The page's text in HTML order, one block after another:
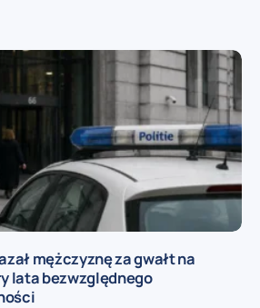
mężczyznę za gwałt na
lata bezwzględnego